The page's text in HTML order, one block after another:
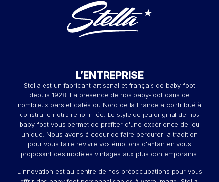
L’ENTREPRISE
Stella est un fabricant artisanal et français de baby-foot
depuis 1928. La présence de nos baby-foot dans de
nombreux bars et cafés du Nord de la France a contribué à
construire notre renommée. Le style de jeu original de nos
baby-foot vous permet de profiter d'une expérience de jeu
unique. Nous avons à coeur de faire perdurer la tradition
pour vous faire revivre vos émotions d'antan en vous
proposant des modèles vintages aux plus contemporains.
L'innovation est au centre de nos préoccupations pour vous